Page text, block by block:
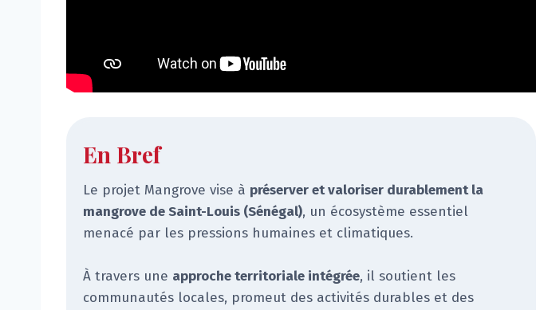
En Bref
Le projet Mangrove vise à préserver et valoriser durablement la
mangrove de Saint-Louis (Sénégal), un écosystème essentiel
menacé par les pressions humaines et climatiques.
À travers une approche territoriale intégrée, il soutient les
communautés locales, promeut des activités durables et des